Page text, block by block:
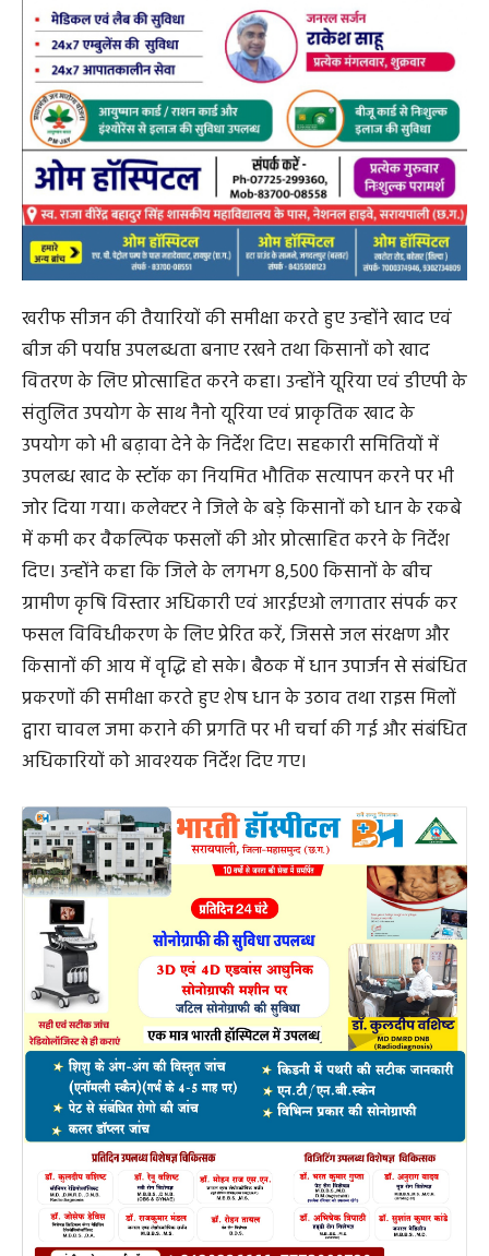
खरीफ सीजन की तैयारियों की समीक्षा करते हुए उन्होंने खाद एवं
बीज की पर्याप्त उपलब्धता बनाए रखने तथा किसानों को खाद
वितरण के लिए प्रोत्साहित करने कहा। उन्होंने यूरिया एवं डीएपी के
संतुलित उपयोग के साथ नैनो यूरिया एवं प्राकृतिक खाद के
उपयोग को भी बढ़ावा देने के निर्देश दिए। सहकारी समितियों में
उपलब्ध खाद के स्टॉक का नियमित भौतिक सत्यापन करने पर भी
जोर दिया गया। कलेक्टर ने जिले के बड़े किसानों को धान के रकबे
में कमी कर वैकल्पिक फसलों की ओर प्रोत्साहित करने के निर्देश
दिए। उन्होंने कहा कि जिले के लगभग 8,500 किसानों के बीच
ग्रामीण कृषि विस्तार अधिकारी एवं आरईएओ लगातार संपर्क कर
फसल विविधीकरण के लिए प्रेरित करें, जिससे जल संरक्षण और
किसानों की आय में वृद्धि हो सके। बैठक में धान उपार्जन से संबंधित
प्रकरणों की समीक्षा करते हुए शेष धान के उठाव तथा राइस मिलों
द्वारा चावल जमा कराने की प्रगति पर भी चर्चा की गई और संबंधित
अधिकारियों को आवश्यक निर्देश दिए गए।